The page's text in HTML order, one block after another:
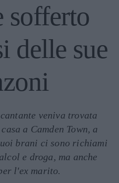
sofferto
delle sue
veniva trovata
a Camden Town, a
brani ci sono richiami
e droga, ma anche
l'ex marito.